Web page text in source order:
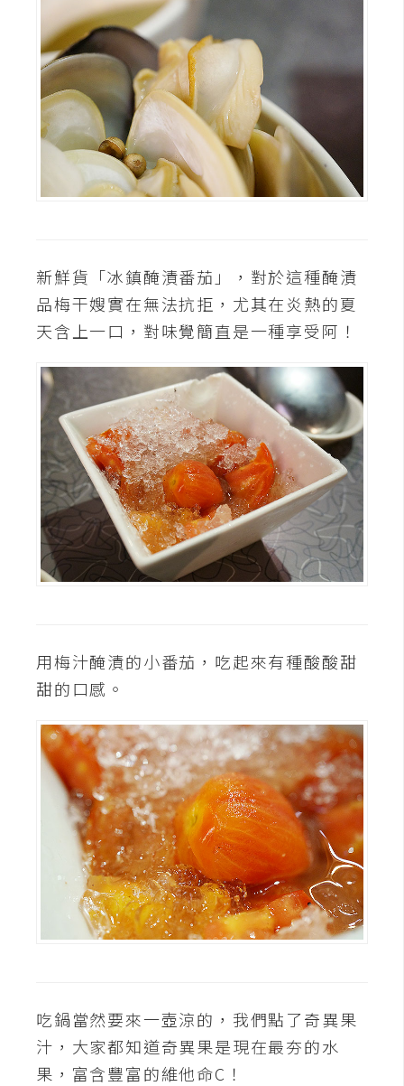
免
費
空
間
網
計
前
端
H
T
M
L
/
C
S
S
a
S
r
i
p
X
W
D
網
新鮮貨「冰鎮醃漬番茄」，對於這種醃漬
品梅干嫂實在無法抗拒，尤其在炎熱的夏
天含上一口，對味覺簡直是一種享受阿！
用梅汁醃漬的小番茄，吃起來有種酸酸甜
甜的口感。
吃鍋當然要來一壺涼的，我們點了奇異果
汁，大家都知道奇異果是現在最夯的水
果，富含豐富的維他命C！